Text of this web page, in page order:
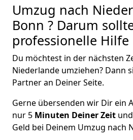
Umzug nach
Bonn ? Darum
professionelle Hilfe
Du möchtest in der nächsten
Niederlande umziehen? Dann
Partner an Deiner Seite.
Gerne übersenden wir Dir ein
nur 5 Minuten Deiner Zeit
Geld bei Deinem Umzug nach